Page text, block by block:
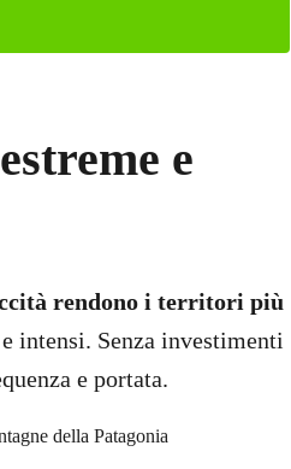
e
rendono i territori più
intensi. Senza investimenti
e portata.